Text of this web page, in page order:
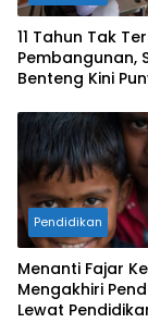
​11 Tahun Tak
Pembangunan,
Benteng Kini
Kepemimpinan
Pendidikan
Menanti Fajar
Mengakhiri
Lewat